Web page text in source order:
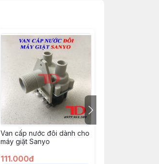
Van cấp nước đôi dành cho
máy giặt Sanyo
111.000đ